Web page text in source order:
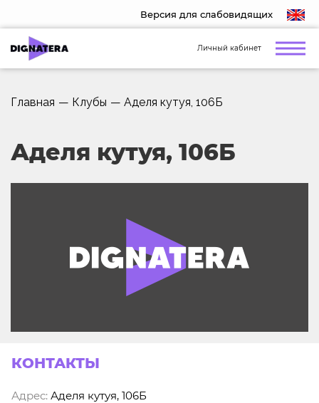
Версия для слабовидящих
Личный кабинет
Главная — Клубы — Аделя кутуя, 106Б
Аделя кутуя, 106Б
КОНТАКТЫ
Адрес: Аделя кутуя, 106Б